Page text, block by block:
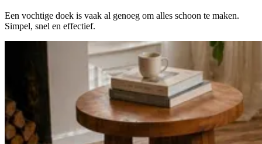
Een vochtige doek is vaak al genoeg om alles schoon te maken.
Simpel, snel en effectief.